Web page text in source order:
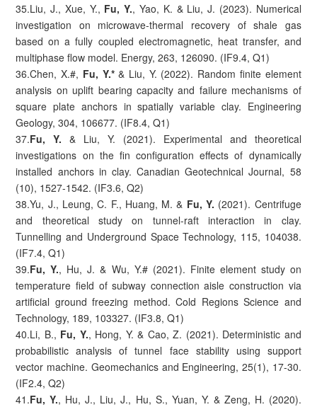
35.Liu, J., Xue, Y., Fu, Y., Yao, K. & Liu, J. (2023). Numerical
investigation on microwave-thermal recovery of shale gas
based on a fully coupled electromagnetic, heat transfer, and
multiphase flow model. Energy, 263, 126090. (IF9.4, Q1)
36.Chen, X.#, Fu, Y.*& Liu, Y. (2022). Random finite element
analysis on uplift bearing capacity and failure mechanisms of
square plate anchors in spatially variable clay. Engineering
Geology, 304, 106677. (IF8.4, Q1)
37.Fu, Y. & Liu, Y. (2021). Experimental and theoretical
investigations on the fin configuration effects of dynamically
installed anchors in clay. Canadian Geotechnical Journal, 58
(10), 1527-1542. (IF3.6, Q2)
38.Yu, J., Leung, C. F., Huang, M. & Fu, Y. (2021). Centrifuge
and theoretical study on tunnel-raft interaction in clay.
Tunnelling and Underground Space Technology, 115, 104038.
(IF7.4, Q1)
39.Fu, Y., Hu, J. & Wu, Y.# (2021). Finite element study on
temperature field of subway connection aisle construction via
artificial ground freezing method. Cold Regions Science and
Technology, 189, 103327. (IF3.8, Q1)
40.Li, B., Fu, Y., Hong, Y. & Cao, Z. (2021). Deterministic and
probabilistic analysis of tunnel face stability using support
vector machine. Geomechanics and Engineering, 25(1), 17-30.
(IF2.4, Q2)
41.Fu, Y., Hu, J., Liu, J., Hu, S., Yuan, Y. & Zeng, H. (2020).